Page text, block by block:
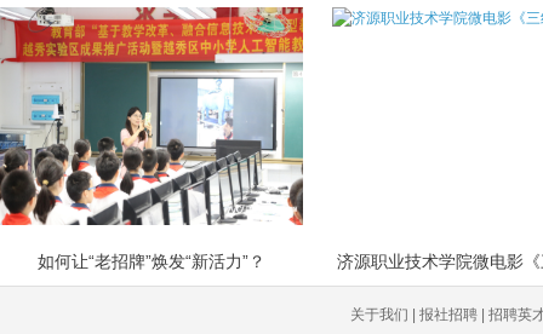
如何让“老招牌”焕发“新活力”？ 济源职业技术学院微电影《
关于我们 | 报社招聘 | 招聘英